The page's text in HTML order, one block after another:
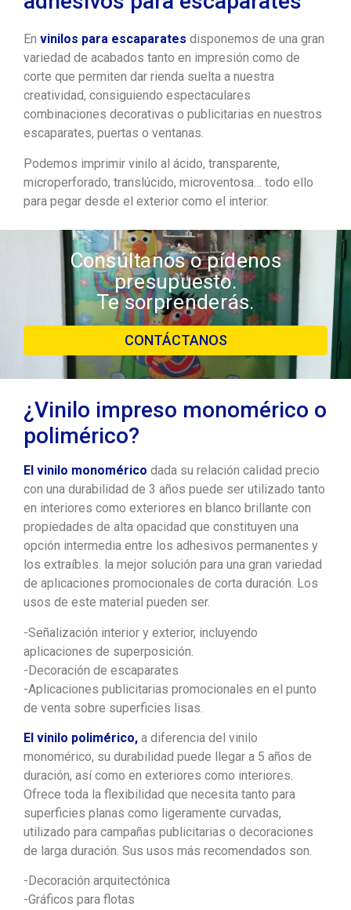
En vinilos para escaparates disponemos de una gran
variedad de acabados tanto en impresión como de
corte que permiten dar rienda suelta a nuestra
creatividad, consiguiendo espectaculares
combinaciones decorativas o publicitarias en nuestros
escaparates, puertas o ventanas.
Podemos imprimir vinilo al ácido, transparente,
microperforado, translúcido, microventosa… todo ello
para pegar desde el exterior como el interior.
Consúltanos o pídenos
presupuesto.
Te sorprenderás.
CONTÁCTANOS
¿Vinilo impreso monomérico o
polimérico?
El vinilo monomérico dada su relación calidad precio
con una durabilidad de 3 años puede ser utilizado tanto
en interiores como exteriores en blanco brillante con
propiedades de alta opacidad que constituyen una
opción intermedia entre los adhesivos permanentes y
los extraíbles. la mejor solución para una gran variedad
de aplicaciones promocionales de corta duración. Los
usos de este material pueden ser.
-Señalización interior y exterior, incluyendo
aplicaciones de superposición.
-Decoración de escaparates
-Aplicaciones publicitarias promocionales en el punto
de venta sobre superficies lisas.
El vinilo polimérico, a diferencia del vinilo
monomérico, su durabilidad puede llegar a 5 años de
duración, así como en exteriores como interiores.
Ofrece toda la flexibilidad que necesita tanto para
superficies planas como ligeramente curvadas,
utilizado para campañas publicitarias o decoraciones
de larga duración. Sus usos más recomendados son.
-Decoración arquitectónica
-Gráficos para flotas